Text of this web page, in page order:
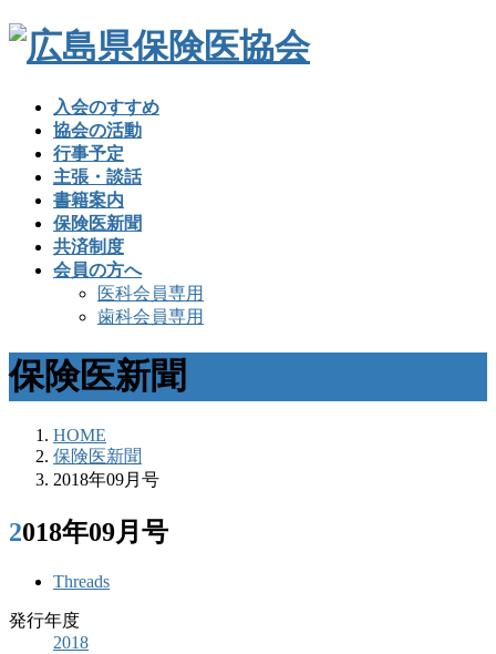
入会のすすめ
協会の活動
行事予定
主張・談話
書籍案内
保険医新聞
共済制度
会員の方へ
医科会員専用
歯科会員専用
保険医新聞
HOME
保険医新聞
2018年09月号
2018年09月号
Threads
発行年度
2018